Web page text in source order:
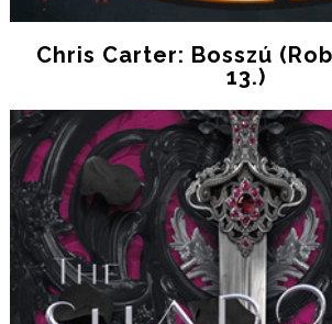
Chris Carter: Bosszú
13.)